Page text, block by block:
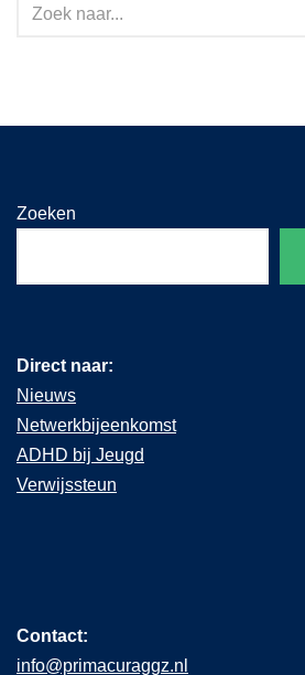
Zoeken
Direct naar:
Nieuws
Netwerkbijeenkomst
ADHD bij Jeugd
Verwijssteun
Contact:
info@primacuraggz.nl